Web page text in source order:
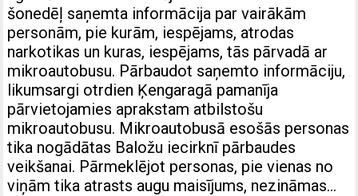
šonedēļ saņemta informācija par vairākām
personām, pie kurām, iespējams, atrodas
narkotikas un kuras, iespējams, tās pārvadā ar
mikroautobusu. Pārbaudot saņemto informāciju,
likumsargi otrdien Ķengaragā pamanīja
pārvietojamies aprakstam atbilstošu
mikroautobusu. Mikroautobusā esošās personas
tika nogādātas Baložu iecirknī pārbaudes
veikšanai. Pārmeklējot personas, pie vienas no
viņām tika atrasts augu maisījums, nezināmas…